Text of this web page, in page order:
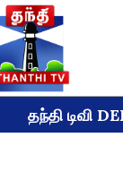
தந்தி டிவி